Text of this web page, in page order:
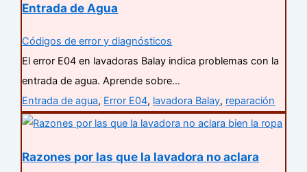
Entrada de Agua
Códigos de error y diagnósticos
El error E04 en lavadoras Balay indica problemas con la
entrada de agua. Aprende sobre…
Entrada de agua, Error E04, lavadora Balay, reparación
Razones por las que la lavadora no aclara